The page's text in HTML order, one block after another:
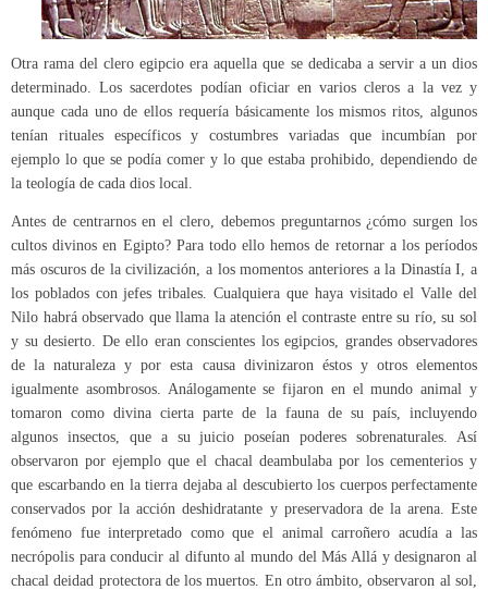
Otra rama del clero egipcio era aquella que se dedicaba a servir a un dios
determinado. Los sacerdotes podían oficiar en varios cleros a la vez y
aunque cada uno de ellos requería básicamente los mismos ritos, algunos
tenían rituales específicos y costumbres variadas que incumbían por
ejemplo lo que se podía comer y lo que estaba prohibido, dependiendo de
la teología de cada dios local.
Antes de centrarnos en el clero, debemos preguntarnos ¿cómo surgen los
cultos divinos en Egipto? Para todo ello hemos de retornar a los períodos
más oscuros de la civilización, a los momentos anteriores a la Dinastía I, a
los poblados con jefes tribales. Cualquiera que haya visitado el Valle del
Nilo habrá observado que llama la atención el contraste entre su río, su sol
y su desierto. De ello eran conscientes los egipcios, grandes observadores
de la naturaleza y por esta causa divinizaron éstos y otros elementos
igualmente asombrosos. Análogamente se fijaron en el mundo animal y
tomaron como divina cierta parte de la fauna de su país, incluyendo
algunos insectos, que a su juicio poseían poderes sobrenaturales. Así
observaron por ejemplo que el chacal deambulaba por los cementerios y
que escarbando en la tierra dejaba al descubierto los cuerpos perfectamente
conservados por la acción deshidratante y preservadora de la arena. Este
fenómeno fue interpretado como que el animal carroñero acudía a las
necrópolis para conducir al difunto al mundo del Más Allá y designaron al
chacal deidad protectora de los muertos. En otro ámbito, observaron al sol,